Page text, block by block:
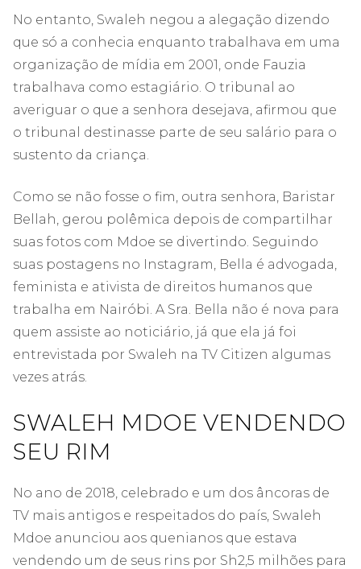
No entanto, Swaleh negou a alegação dizendo
que só a conhecia enquanto trabalhava em uma
organização de mídia em 2001, onde Fauzia
trabalhava como estagiário. O tribunal ao
averiguar o que a senhora desejava, afirmou que
o tribunal destinasse parte de seu salário para o
sustento da criança.
Como se não fosse o fim, outra senhora, Baristar
Bellah, gerou polêmica depois de compartilhar
suas fotos com Mdoe se divertindo. Seguindo
suas postagens no Instagram, Bella é advogada,
feminista e ativista de direitos humanos que
trabalha em Nairóbi. A Sra. Bella não é nova para
quem assiste ao noticiário, já que ela já foi
entrevistada por Swaleh na TV Citizen algumas
vezes atrás.
SWALEH MDOE VENDENDO
SEU RIM
No ano de 2018, celebrado e um dos âncoras de
TV mais antigos e respeitados do país, Swaleh
Mdoe anunciou aos quenianos que estava
vendendo um de seus rins por Sh2,5 milhões para